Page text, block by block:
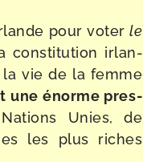
pour voterle
consti­tu­tion irlan­
la vie de la femme
une énorme pres­
Unies, de
les plus riches